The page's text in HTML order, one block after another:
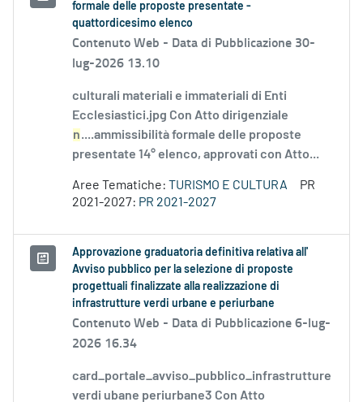
formale delle proposte presentate -
quattordicesimo elenco
Contenuto Web - Data di Pubblicazione 30-
lug-2026 13.10
culturali materiali e immateriali di Enti
Ecclesiastici.jpg Con Atto dirigenziale
n....ammissibilità formale delle proposte
presentate 14° elenco, approvati con Atto...
Aree Tematiche: TURISMO E CULTURA
PR
2021-2027: PR 2021-2027
Approvazione graduatoria definitiva relativa all'
Avviso pubblico per la selezione di proposte
progettuali finalizzate alla realizzazione di
infrastrutture verdi urbane e periurbane
Contenuto Web - Data di Pubblicazione 6-lug-
2026 16.34
card_portale_avviso_pubblico_infrastrutture
verdi ubane periurbane3 Con Atto